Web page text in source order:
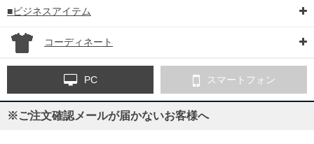
■ビジネスアイテム
コーディネート
PC スマートフォン
※ご注文確認メールが届かないお客様へ